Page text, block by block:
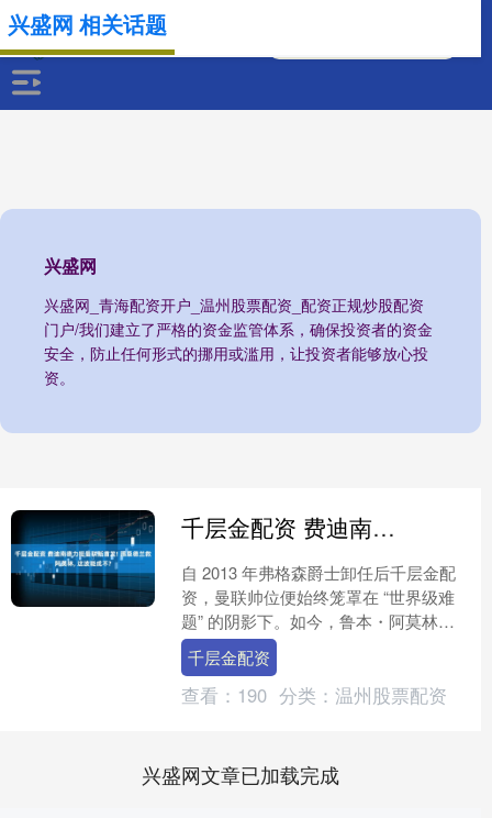
兴盛网
兴盛网_青海配资开户_温州股票配资_配资正规炒股配资
门户/我们建立了严格的资金监管体系，确保投资者的资金
安全，防止任何形式的挪用或滥用，让投资者能够放心投
资。
兴盛网 相关话题
千层金配资 费迪南德力挺曼联新首发! 踢桑德兰救阿莫林, 这波能成不?
自 2013 年弗格森爵士卸任后千层金配
资，曼联帅位便始终笼罩在 “世界级难
题” 的阴影下。如今，鲁本・阿莫林正
成为这一困境的最新承受者 —— 联赛杯
早早出局、....
千层金配资
查看： 190 分类： 温州股票配资
兴盛网文章已加载完成